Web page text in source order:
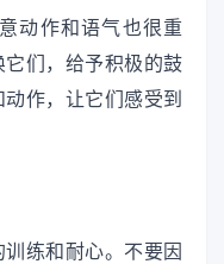
动作和语气也很重
们，给予积极的鼓
作，让它们感受到
练和耐心。不要因